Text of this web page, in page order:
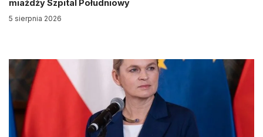
miażdży Szpital Południowy
5 sierpnia 2026